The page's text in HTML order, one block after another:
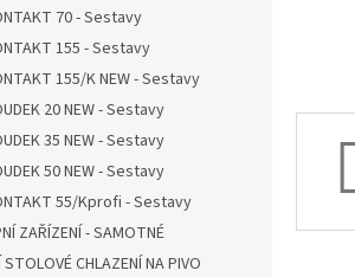
70 - Sestavy
155 - Sestavy
155/K NEW - Sestavy
20 NEW - Sestavy
35 NEW - Sestavy
50 NEW - Sestavy
55/Kprofi - Sestavy
ZAŘÍZENÍ - SAMOTNÉ
STOLOVÉ CHLAZENÍ NA PIVO